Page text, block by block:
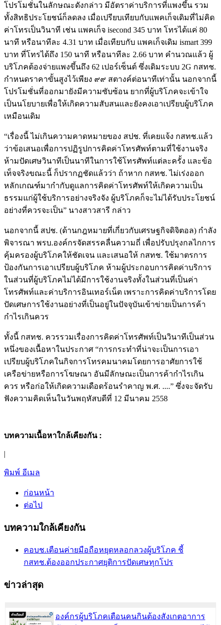
โปรโมชั่นในลักษณะดังกล่าว มีอัตราค่าบริการที่แพงขึ้น รวม
ทั้งสิทธิประโยชน์ก็ลดลง เมื่อเปรียบเทียบกับแพคเก็จเดิมที่ไม่คิด
ค่าโทรเป็นวินาที เช่น แพคเก็จ isecond 345 บาท โทรได้แค่ 80
นาที หรือนาทีละ 4.31 บาท เมื่อเทียบกับ แพคเก็จเดิม ismart 399
บาท ที่โทรได้ถึง 150 นาที หรือนาทีละ 2.66 บาท คำนวณแล้ว ผู้
บริโภคต้องจ่ายแพงขึ้นถึง 62 เปอร์เซ็นต์ ซึ่งเดิมระบบ 2G กสทช.
กำหนดราคาขั้นสูงไว้เพียง ๙๙ สตางค์ต่อนาทีเท่านั้น นอกจากนี้
โปรโมชั่นที่ออกมายังมีความซับซ้อน ยากที่ผู้บริโภคจะเข้าใจ
เป็นนโยบายเพื่อให้เกิดความสับสนและยังคงเอาเปรียบผู้บริโภค
เหมือนเดิม
“เรื่องนี้ ไม่เกินความคาดหมายของ สปช. ที่เคยแจ้ง กสทช.แล้ว
ว่าข้อเสนอเพื่อการปฏิรูปการคิดค่าโทรศัพท์ตามที่ใช้งานจริง
ห้ามปัดเศษวินาทีเป็นนาทีในการใช้โทรศัพท์แต่ละครั้ง และข้อ
เท็จจริงขณะนี้ ก็ปรากฏชัดแล้วว่า ถ้าหาก กสทช. ไม่เร่งออก
หลักเกณฑ์มากำกับดูแลการคิดค่าโทรศัพท์ให้เกิดความเป็น
ธรรมแก่ผู้ใช้บริการอย่างจริงจัง ผู้บริโภคก็จะไม่ได้รับประโยชน์
อย่างที่ควรจะเป็น” นางสาวสารี กล่าว
นอกจากนี้ สปช. (ด้านกฎหมายที่เกี่ยวกับเศรษฐกิจดิจิตอล) กำลัง
พิจารณา พรบ.องค์กรจัดสรรคลื่นความถี่ เพื่อปรับปรุงกลไกการ
คุ้มครองผู้บริโภคให้ชัดเจน และเสนอให้ กสทช. ใช้มาตรการ
ป้องกันการเอาเปรียบผู้บริโภค ห้ามผู้ประกอบการคิดค่าบริการ
ในส่วนที่ผู้บริโภคไม่ได้มีการใช้งานจริงทั้งในส่วนที่เป็นค่า
โทรศัพท์และค่าบริการอินเทอร์เน็ต เพราะการคิดค่าบริการโดย
ปัดเศษการใช้งานอย่างที่เป็นอยู่ในปัจจุบันเข้าข่ายเป็นการค้า
กำไรเกินควร
ทั้งนี้ กสทช. ควรรวมเรื่องการคิดค่าโทรศัพท์เป็นวินาทีเป็นส่วน
หนึ่งของเนื้อหาในประกาศ “การกระทำที่น่าจะเป็นการเอา
เปรียบผู้บริโภคในกิจการโทรคมนาคมโดยการอาศัยการใช้
เครือข่ายหรือการโฆษณา อันมีลักษณะเป็นการค้ากำไรเกิน
ควร หรือก่อให้เกิดความเดือดร้อนรำคาญ พ.ศ. ....” ซึ่งจะจัดรับ
ฟังความคิดเห็นในวันพฤหัสบดีที่ 12 มีนาคม 2558
บทความเนื้อหาใกล้เคียงกัน:
|
พิมพ์ อีเมล
ก่อนหน้า
ต่อไป
บทความใกล้เคียงกัน
คอบช.เตือนค่ายมือถือหยุดหลอกลวงผู้บริโภค ชี้
กสทช.ต้องออกประกาศยุติการปัดเศษทุกโปร
ข่าวล่าสุด
องค์กรผู้บริโภคเตือนคนกินต้องสังเกตอาการ